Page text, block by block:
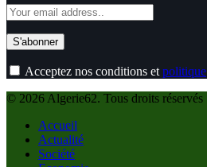
Acceptez nos conditions et politique
© 2026 Algerie62. Tous droits réservés
Accueil
Actualité
Société